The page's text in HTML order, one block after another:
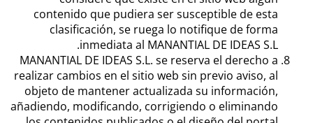
contenido que pudiera ser susceptible de esta
clasificación, se ruega lo notifique de forma
inmediata al MANANTIAL DE IDEAS S.L.
MANANTIAL DE IDEAS S.L. se reserva el derecho a
realizar cambios en el sitio web sin previo aviso, al
objeto de mantener actualizada su información,
añadiendo, modificando, corrigiendo o eliminando